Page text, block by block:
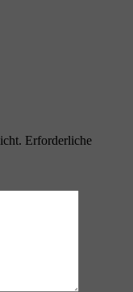
Erforderliche